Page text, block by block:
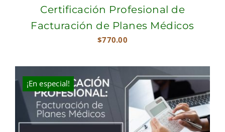
Certificación Profesional de
Facturación de Planes Médicos
$770.00
¡En especial!